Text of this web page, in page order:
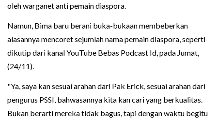
oleh warganet anti pemain diaspora.
Namun, Bima baru berani buka-bukaan membeberkan
alasannya mencoret sejumlah nama pemain diaspora, seperti
dikutip dari kanal YouTube Bebas Podcast Id, pada Jumat,
(24/11).
"Ya, saya kan sesuai arahan dari Pak Erick, sesuai arahan dari
pengurus PSSI, bahwasannya kita kan cari yang berkualitas.
Bukan berarti mereka tidak bagus, tapi dengan waktu begitu